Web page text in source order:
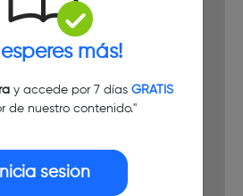
esperes más!
y accede por 7 días GRATIS
de nuestro contenido."
Inicia sesión